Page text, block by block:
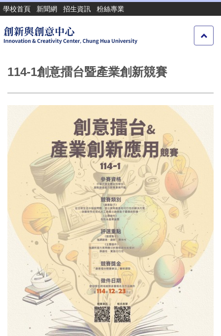
跳
到
主
要
區
學校首頁 新聞網 招生資訊 粉絲專業
114-1創意擂台暨產業創新競賽